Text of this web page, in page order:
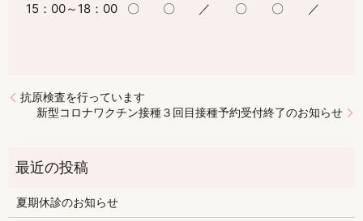
15： 00～ 18 ： 00 〇 〇 ／ 〇 〇 ／
抗原検査を行っています
新型コロナワクチン接種３回目接種予約受付終了のお知らせ
夏期休診のお知らせ